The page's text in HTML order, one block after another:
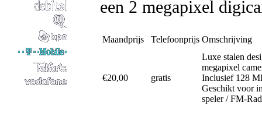
een 2 megapixel
Maandprijs Telefoonprijs Omschrijving
€20,00 gratis
Luxe stalen
megapixel
Inclusief 128
Geschikt voor
speler / FM-